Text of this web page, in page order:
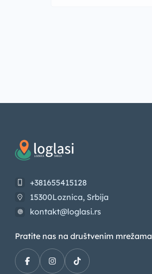
+381655415128
15300Loznica, Srbija
kontakt@loglasi.rs
Pratite nas na društvenim mrežama